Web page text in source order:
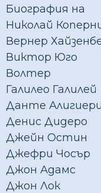
Биография на
Николай
Вернер
Виктор Юго
Волтер
Галилео Галилей
Данте Алигиери
Денис Дидеро
Джейн Остин
Джефри Чосър
Джон Адамс
Джон Лок